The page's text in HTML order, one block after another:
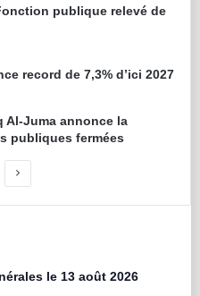
publique relevé de
record de 7,3% d’ici 2027
Al-Juma annonce la
publiques fermées
le 13 août 2026